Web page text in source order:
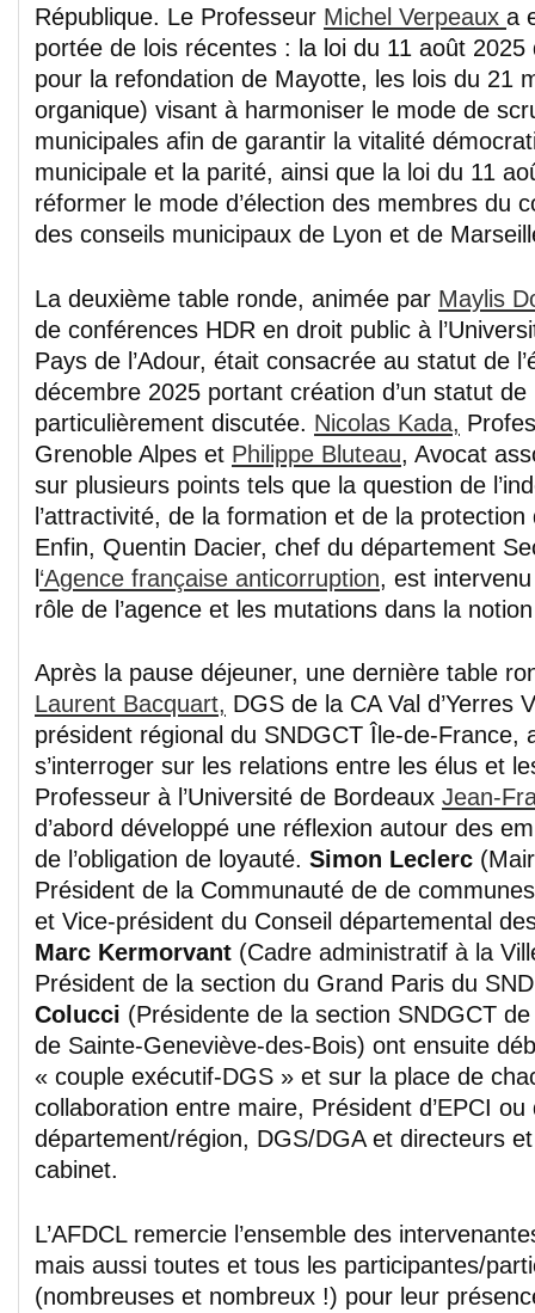
République. Le Professeur Michel Verpeaux a
portée de lois récentes : la loi du 11 août
pour la refondation de Mayotte, les lois du 21
organique) visant à harmoniser le mode de
municipales afin de garantir la vitalité
municipale et la parité, ainsi que la loi du 11
réformer le mode d’élection des membres du
des conseils municipaux de Lyon et de
La deuxième table ronde, animée par Maylis
de conférences HDR en droit public à
Pays de l’Adour, était consacrée au statut de
décembre 2025 portant création d’un statut de
particulièrement discutée. Nicolas Kada,
Grenoble Alpes et Philippe Bluteau, Avocat
sur plusieurs points tels que la question de
l’attractivité, de la formation et de la
Enfin, Quentin Dacier, chef du département
l‘Agence française anticorruption, est
rôle de l’agence et les mutations dans la
Après la pause déjeuner, une dernière table
Laurent Bacquart, DGS de la CA Val d’Yerres
président régional du SNDGCT Île-de-France,
s’interroger sur les relations entre les élus et
Professeur à l’Université de Bordeaux Jean-
d’abord développé une réflexion autour des
de l’obligation de loyauté. Simon Leclerc
Président de la Communauté de de
et Vice-président du Conseil départemental
Marc Kermorvant (Cadre administratif à la
Président de la section du Grand Paris du
Colucci (Présidente de la section SNDGCT de
de Sainte-Geneviève-des-Bois) ont ensuite
« couple exécutif-DGS » et sur la place de
collaboration entre maire, Président d’EPCI ou
département/région, DGS/DGA et directeurs
cabinet.
L’AFDCL remercie l’ensemble des
mais aussi toutes et tous les participantes/
(nombreuses et nombreux !) pour leur